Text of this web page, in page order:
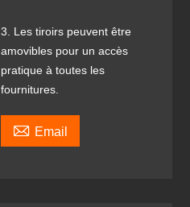
3. Les tiroirs peuvent être
amovibles pour un accès
pratique à toutes les
fournitures.
 Email